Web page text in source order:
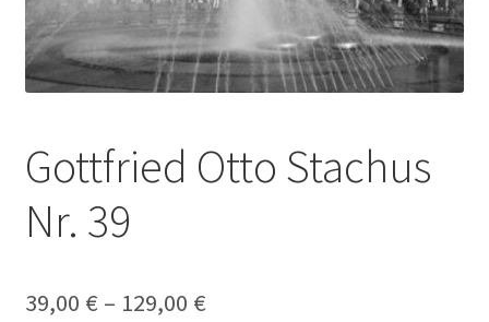
Jobs
Mein Konto
Warenkorb
Gottfried Otto Stachus
Nr. 39
39,00 € – 129,00 €